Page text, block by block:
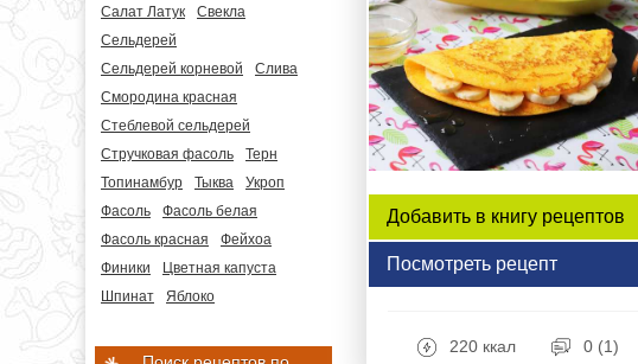
Салат Латук
Свекла
Сельдерей
Сельдерей корневой
Слива
Смородина красная
Стеблевой сельдерей
Стручковая фасоль
Терн
Топинамбур
Тыква
Укроп
Фасоль
Фасоль белая
Фасоль красная
Фейхоа
Финики
Цветная капуста
Шпинат
Яблоко
Добавить в книгу рецептов
Посмотреть рецепт
220 ккал 0 (1)